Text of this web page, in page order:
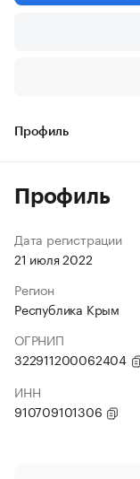
Профиль
Профиль
Дата регистрации
21 июля 2022
Регион
Республика Крым
ОГРНИП
322911200062404
ИНН
910709101306